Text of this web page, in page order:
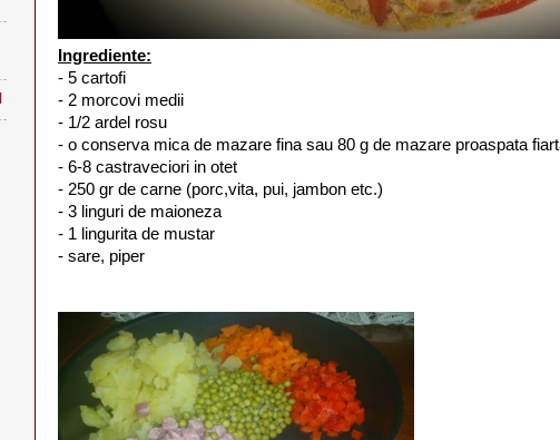
Ingrediente:
- 5 cartofi
- 2 morcovi medii
- 1/2 ardel rosu
- o conserva mica de mazare fina sau 80 g de mazare proaspata
- 6-8 castraveciori in otet
- 250 gr de carne (porc,vita, pui, jambon etc.)
- 3 linguri de maioneza
- 1 lingurita de mustar
- sare, piper